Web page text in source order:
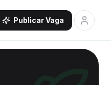
Publicar Vaga